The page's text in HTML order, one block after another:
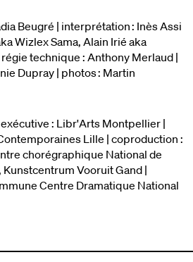
Beugré | interprétation : Inès Assi
Wizlex Sama, Alain Irié aka
technique : Anthony Merlaud |
Dupray | photos : Martin
: Libr'Arts Montpellier |
Lille | coproduction :
chorégraphique National de
Kunstcentrum Vooruit Gand |
Centre Dramatique National